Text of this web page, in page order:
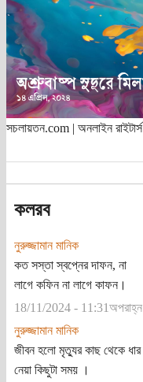
সচলায়তন.com | অনলাইন
কলরব
নুরুজ্জামান মানিক
কত সস্তা স্বপ্নের দাফন, না
লাগে কফিন না লাগে কাফন।
18/11/2024 - 11:31অপরাহ্ন
নুরুজ্জামান মানিক
জীবন হলো মৃত্যুর কাছ থেকে ধার
নেয়া কিছুটা সময় ।